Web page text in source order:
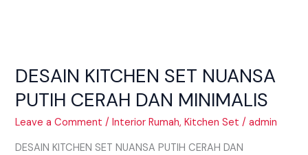
DESAIN KITCHEN SET NUANSA
PUTIH CERAH DAN MINIMALIS
Leave a Comment /Interior Rumah,Kitchen Set /admin
DESAIN KITCHEN SET NUANSA PUTIH CERAH DAN